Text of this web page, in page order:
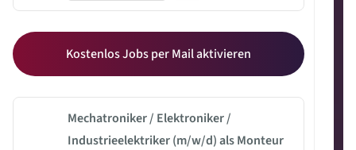
Kostenlos Jobs per Mail aktivieren
Mechatroniker / Elektroniker /
Industrieelektriker (m/w/d) als Monteur